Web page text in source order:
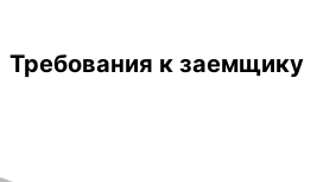
Требования к заемщику